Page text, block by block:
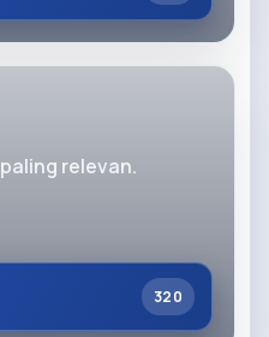
relevan.
320